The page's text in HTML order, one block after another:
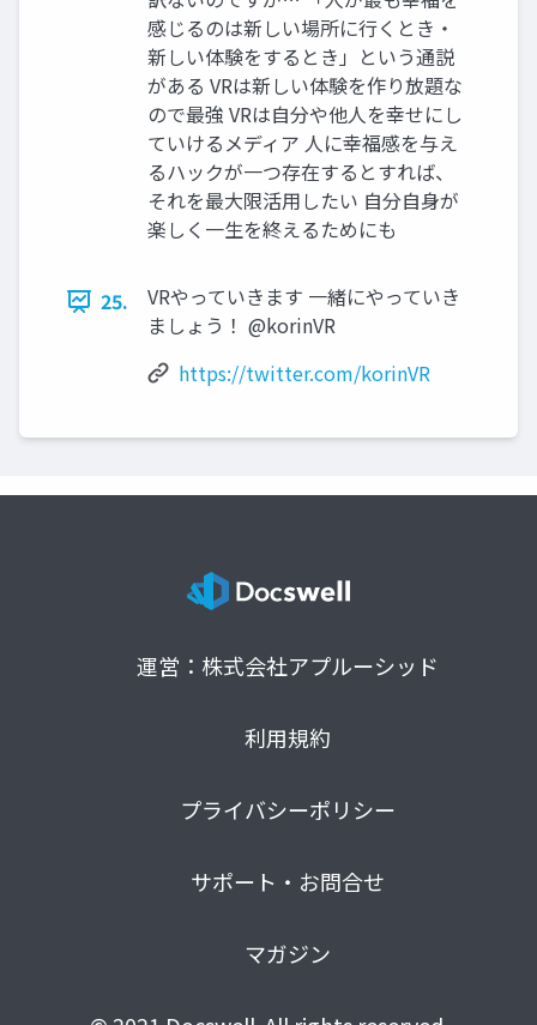
感じるのは新しい場所に行くとき・
新しい体験をするとき」という通説
がある VRは新しい体験を作り放題な
ので最強 VRは自分や他人を幸せにし
ていけるメディア 人に幸福感を与え
るハックが一つ存在するとすれば、
それを最大限活用したい 自分自身が
楽しく一生を終えるためにも
25.
VRやっていきます 一緒にやっていき
ましょう！ @korinVR
https://twitter.com/korinVR
運営：株式会社アプルーシッド
利用規約
プライバシーポリシー
サポート・お問合せ
マガジン